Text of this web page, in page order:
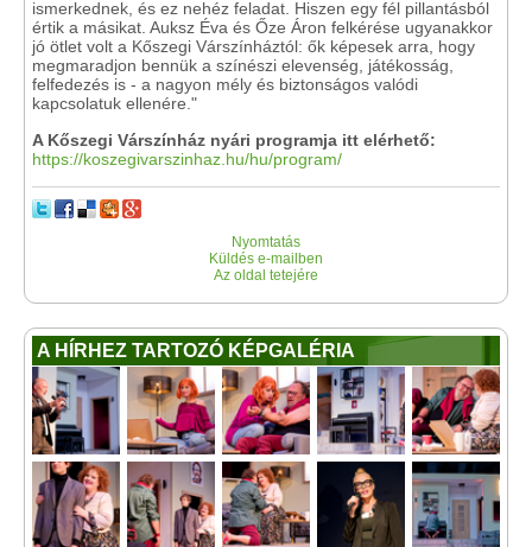
ismerkednek, és ez nehéz feladat. Hiszen egy fél pillantásból
értik a másikat. Auksz Éva és Őze Áron felkérése ugyanakkor
jó ötlet volt a Kőszegi Várszínháztól: ők képesek arra, hogy
megmaradjon bennük a színészi elevenség, játékosság,
felfedezés is - a nagyon mély és biztonságos valódi
kapcsolatuk ellenére."
A Kőszegi Várszínház nyári programja itt elérhető:
https://koszegivarszinhaz.hu/hu/program/
Nyomtatás
Küldés e-mailben
Az oldal tetejére
A HÍRHEZ TARTOZÓ KÉPGALÉRIA